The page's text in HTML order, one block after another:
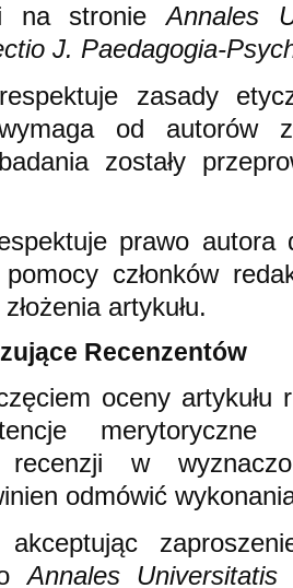
na stronieAnnales
J. Paedagogia-
zasady
od autorów
zostały
prawo autora
członków
artykułu.
Recenzentów
oceny artykułu
recenzji w
odmówić
Annales Universitatis